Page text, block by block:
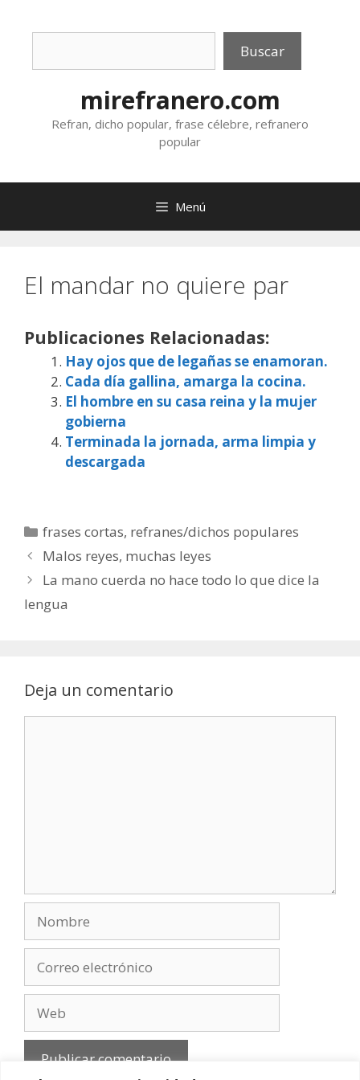
Buscar
mirefranero.com
Refran, dicho popular, frase célebre, refranero
popular
Menú
El mandar no quiere par
Publicaciones Relacionadas:
Hay ojos que de legañas se enamoran.
Cada día gallina, amarga la cocina.
El hombre en su casa reina y la mujer
gobierna
Terminada la jornada, arma limpia y
descargada
Categorías
frases cortas, refranes/dichos populares
Malos reyes, muchas leyes
La mano cuerda no hace todo lo que dice la
lengua
Deja un comentario
electrónico